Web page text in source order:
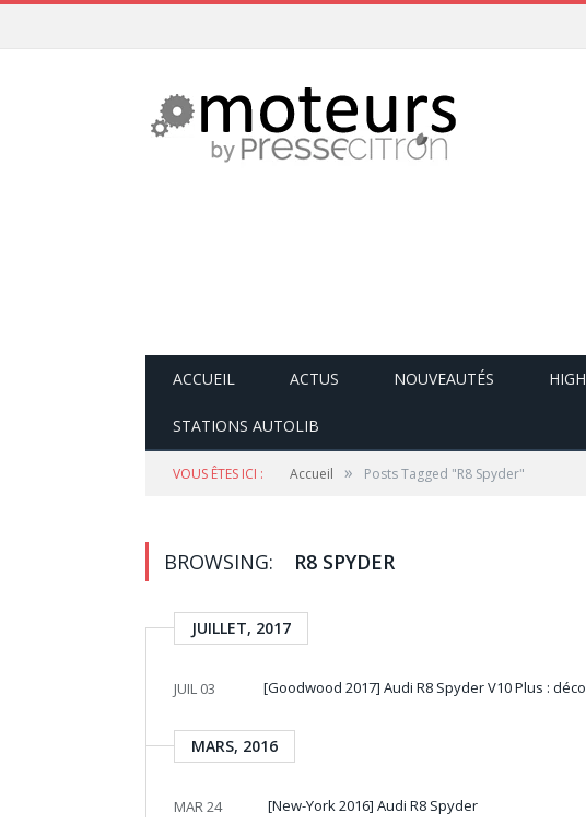
ACCUEIL ACTUS NOUVEAUTÉS
STATIONS AUTOLIB
VOUS ÊTES ICI : Accueil » Posts Tagged "R8 Spyder"
BROWSING: R8 SPYDER
JUILLET, 2017
JUIL 03 [Goodwood 2017] Audi R8 Spyder V10 Plus :
MARS, 2016
MAR 24 [New-York 2016] Audi R8 Spyder